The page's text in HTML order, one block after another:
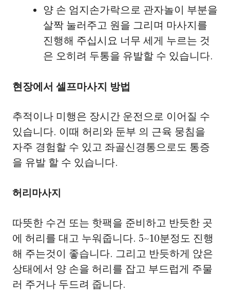
양 손 엄지손가락으로 관자놀이 부분을
살짝 눌러주고 원을 그리며 마사지를
진행해 주십시요 너무 세게 누르는 것
은 오히려 두통을 유발할 수 있습니다.
현장에서 셀프마사지 방법
추적이나 미행은 장시간 운전으로 이어질 수
있습니다. 이때 허리와 둔부 의 근육 뭉침을
자주 경험할 수 있고 좌골신경통으로도 통증
을 유발 할 수 있습니다.
허리마사지
따뜻한 수건 또는 핫팩을 준비하고 반듯한 곳
에 허리를 대고 누워줍니다. 5~10분정도 진행
해 주는것이 좋습니다. 그리고 반듯하게 앉은
상태에서 양 손을 허리를 잡고 부드럽게 주물
러 주거나 두드려 줍니다.